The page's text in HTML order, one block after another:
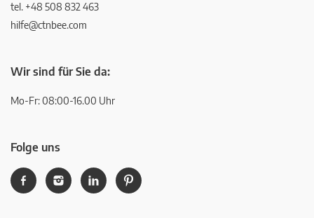
tel. +48 508 832 463
hilfe@ctnbee.com
Wir sind für Sie da:
Mo-Fr: 08:00-16.00 Uhr
Folge uns